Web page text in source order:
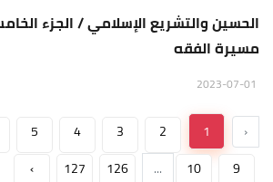
الحسين والتشريع الإسلامي / الجزء
مسيرة الفقه
‹
1
2
3
4
5
9
10
...
126
127
›